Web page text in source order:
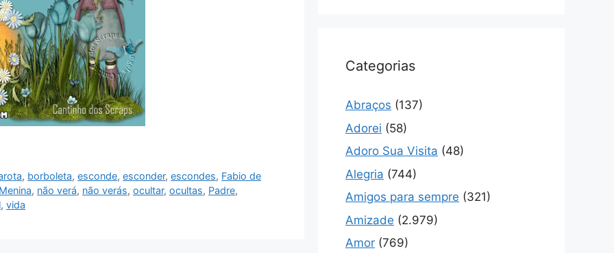
, borboleta,esconde,esconder,escondes, Fabio de
Menina, não verá, não verás, ocultar, ocultas, Padre,
, vida
Categorias
Abraços (137)
Adorei (58)
Adoro Sua Visita (48)
Alegria (744)
Amigos para sempre (321)
Amizade (2.979)
Amor (769)